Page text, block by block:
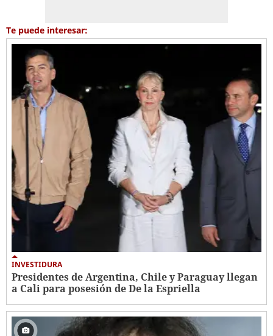
Te puede interesar:
INVESTIDURA
Presidentes de Argentina, Chile y Paraguay llegan
a Cali para posesión de De la Espriella